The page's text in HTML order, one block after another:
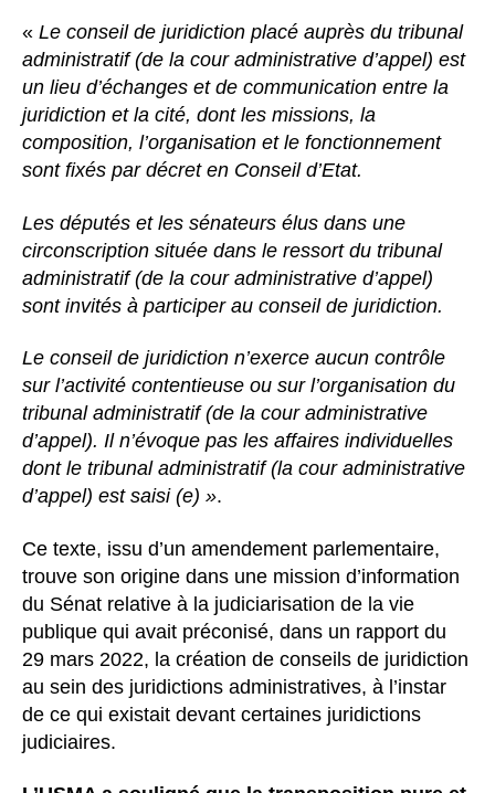
« Le conseil de juridiction placé auprès du tribunal
administratif (de la cour administrative d’appel) est
un lieu d’échanges et de communication entre la
juridiction et la cité, dont les missions, la
composition, l’organisation et le fonctionnement
sont fixés par décret en Conseil d’Etat.
Les députés et les sénateurs élus dans une
circonscription située dans le ressort du tribunal
administratif (de la cour administrative d’appel)
sont invités à participer au conseil de juridiction.
Le conseil de juridiction n’exerce aucun contrôle
sur l’activité contentieuse ou sur l’organisation du
tribunal administratif (de la cour administrative
d’appel). Il n’évoque pas les affaires individuelles
dont le tribunal administratif (la cour administrative
d’appel) est saisi (e) ».
Ce texte, issu d’un amendement parlementaire,
trouve son origine dans une mission d’information
du Sénat relative à la judiciarisation de la vie
publique qui avait préconisé, dans un rapport du
29 mars 2022, la création de conseils de juridiction
au sein des juridictions administratives, à l’instar
de ce qui existait devant certaines juridictions
judiciaires.